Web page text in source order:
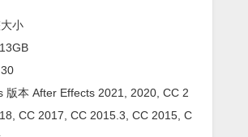
小
版本 After Effects 2021, 2020, CC 2
CC 2017, CC 2015.3, CC 2015, C